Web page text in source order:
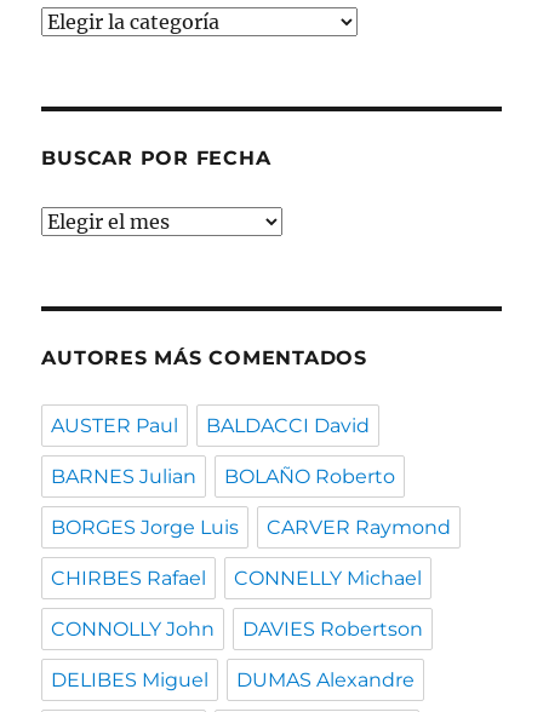
Buscar
BUSCAR POR FECHA
Buscar
AUTORES MÁS COMENTADOS
AUSTER Paul BALDACCI David
BARNES Julian BOLAÑO Roberto
BORGES Jorge Luis CARVER Raymond
CHIRBES Rafael CONNELLY Michael
CONNOLLY John DAVIES Robertson
DELIBES Miguel DUMAS Alexandre